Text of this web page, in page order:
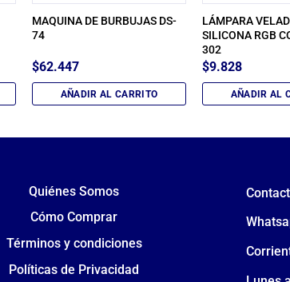
MAQUINA DE BURBUJAS DS-
74
$62.447
AÑADIR AL CARRITO
LÁMPARA
SILICONA RGB
302
$9.828
AÑADIR AL
Quiénes Somos
Cómo Comprar
Términos y condiciones
Políticas de Privacidad